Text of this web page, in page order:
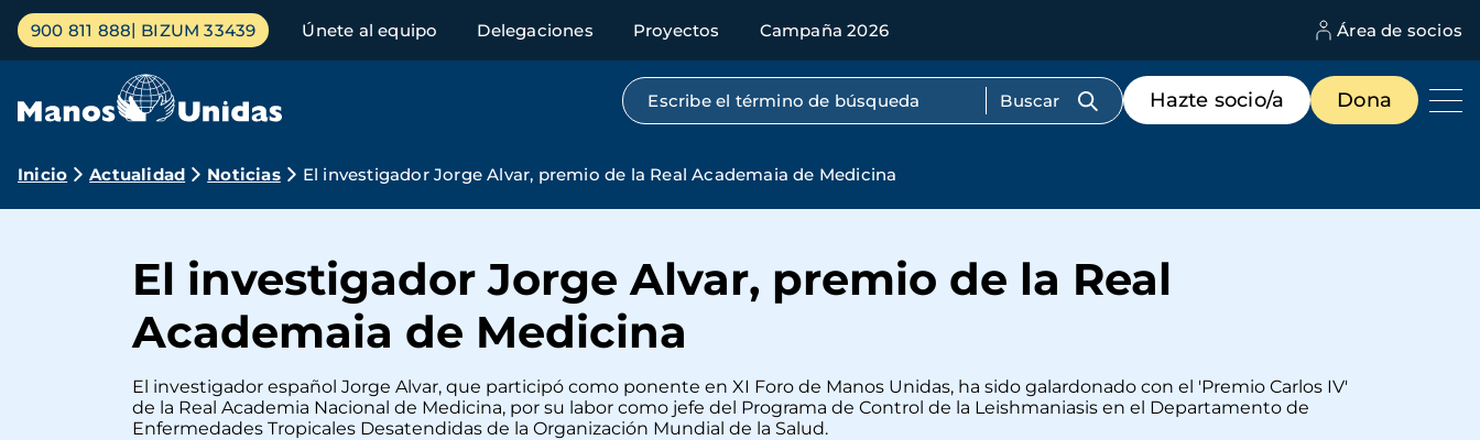
Pasar
contenido
Menú
principal
900 811 888 BIZUM 33439 Únete al equipo Delegaciones Proyectos Campaña 2026 Área de socios
Búsqueda por texto completo
Menú
de
destacados
Hazte socio/a Dona
Ruta
navegación
Inicio Actualidad Noticias El investigador Jorge Alvar, premio de la Real Academaia de Medicina
El investigador Jorge Alvar, premio de la Real
Academaia de Medicina
El investigador español Jorge Alvar, que participó como ponente en XI Foro de Manos Unidas, ha sido galardonado con el 'Premio Carlos IV'
de la Real Academia Nacional de Medicina, por su labor como jefe del Programa de Control de la Leishmaniasis en el Departamento de
Enfermedades Tropicales Desatendidas de la Organización Mundial de la Salud.